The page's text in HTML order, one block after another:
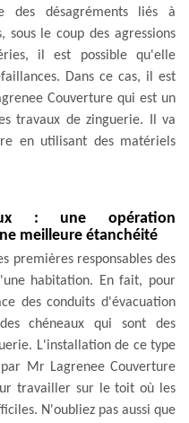
des désagréments liés à
sous le coup des agressions
il est possible qu'elle
Dans ce cas, il est
Couverture qui est un
travaux de zinguerie. Il va
en utilisant des matériels
: une opération
meilleure étanchéité
premières responsables des
habitation. En fait, pour
des conduits d'évacuation
chéneaux qui sont des
L'installation de ce type
Mr Lagrenee Couverture
travailler sur le toit où les
N'oubliez pas aussi que